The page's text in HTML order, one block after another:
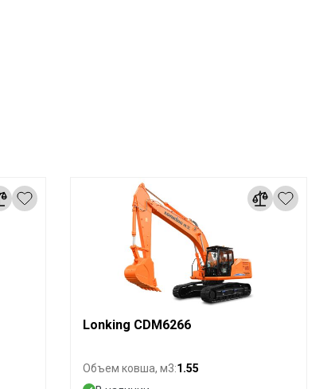
Lonking CDM6266
Объем ковша, м3:1.55